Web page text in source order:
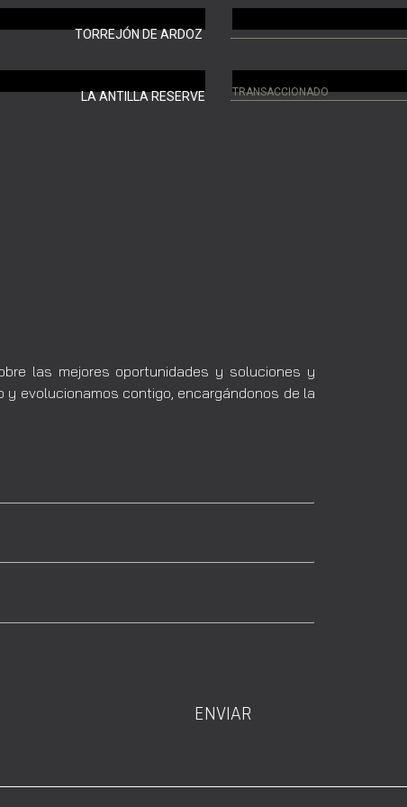
TORREJÓN DE ARDOZ
LA ANTILLA RESERVE TRANSACCIONADO
las mejores oportunidades y soluciones y
evolucionamos contigo, encargándonos de la
ENVIAR